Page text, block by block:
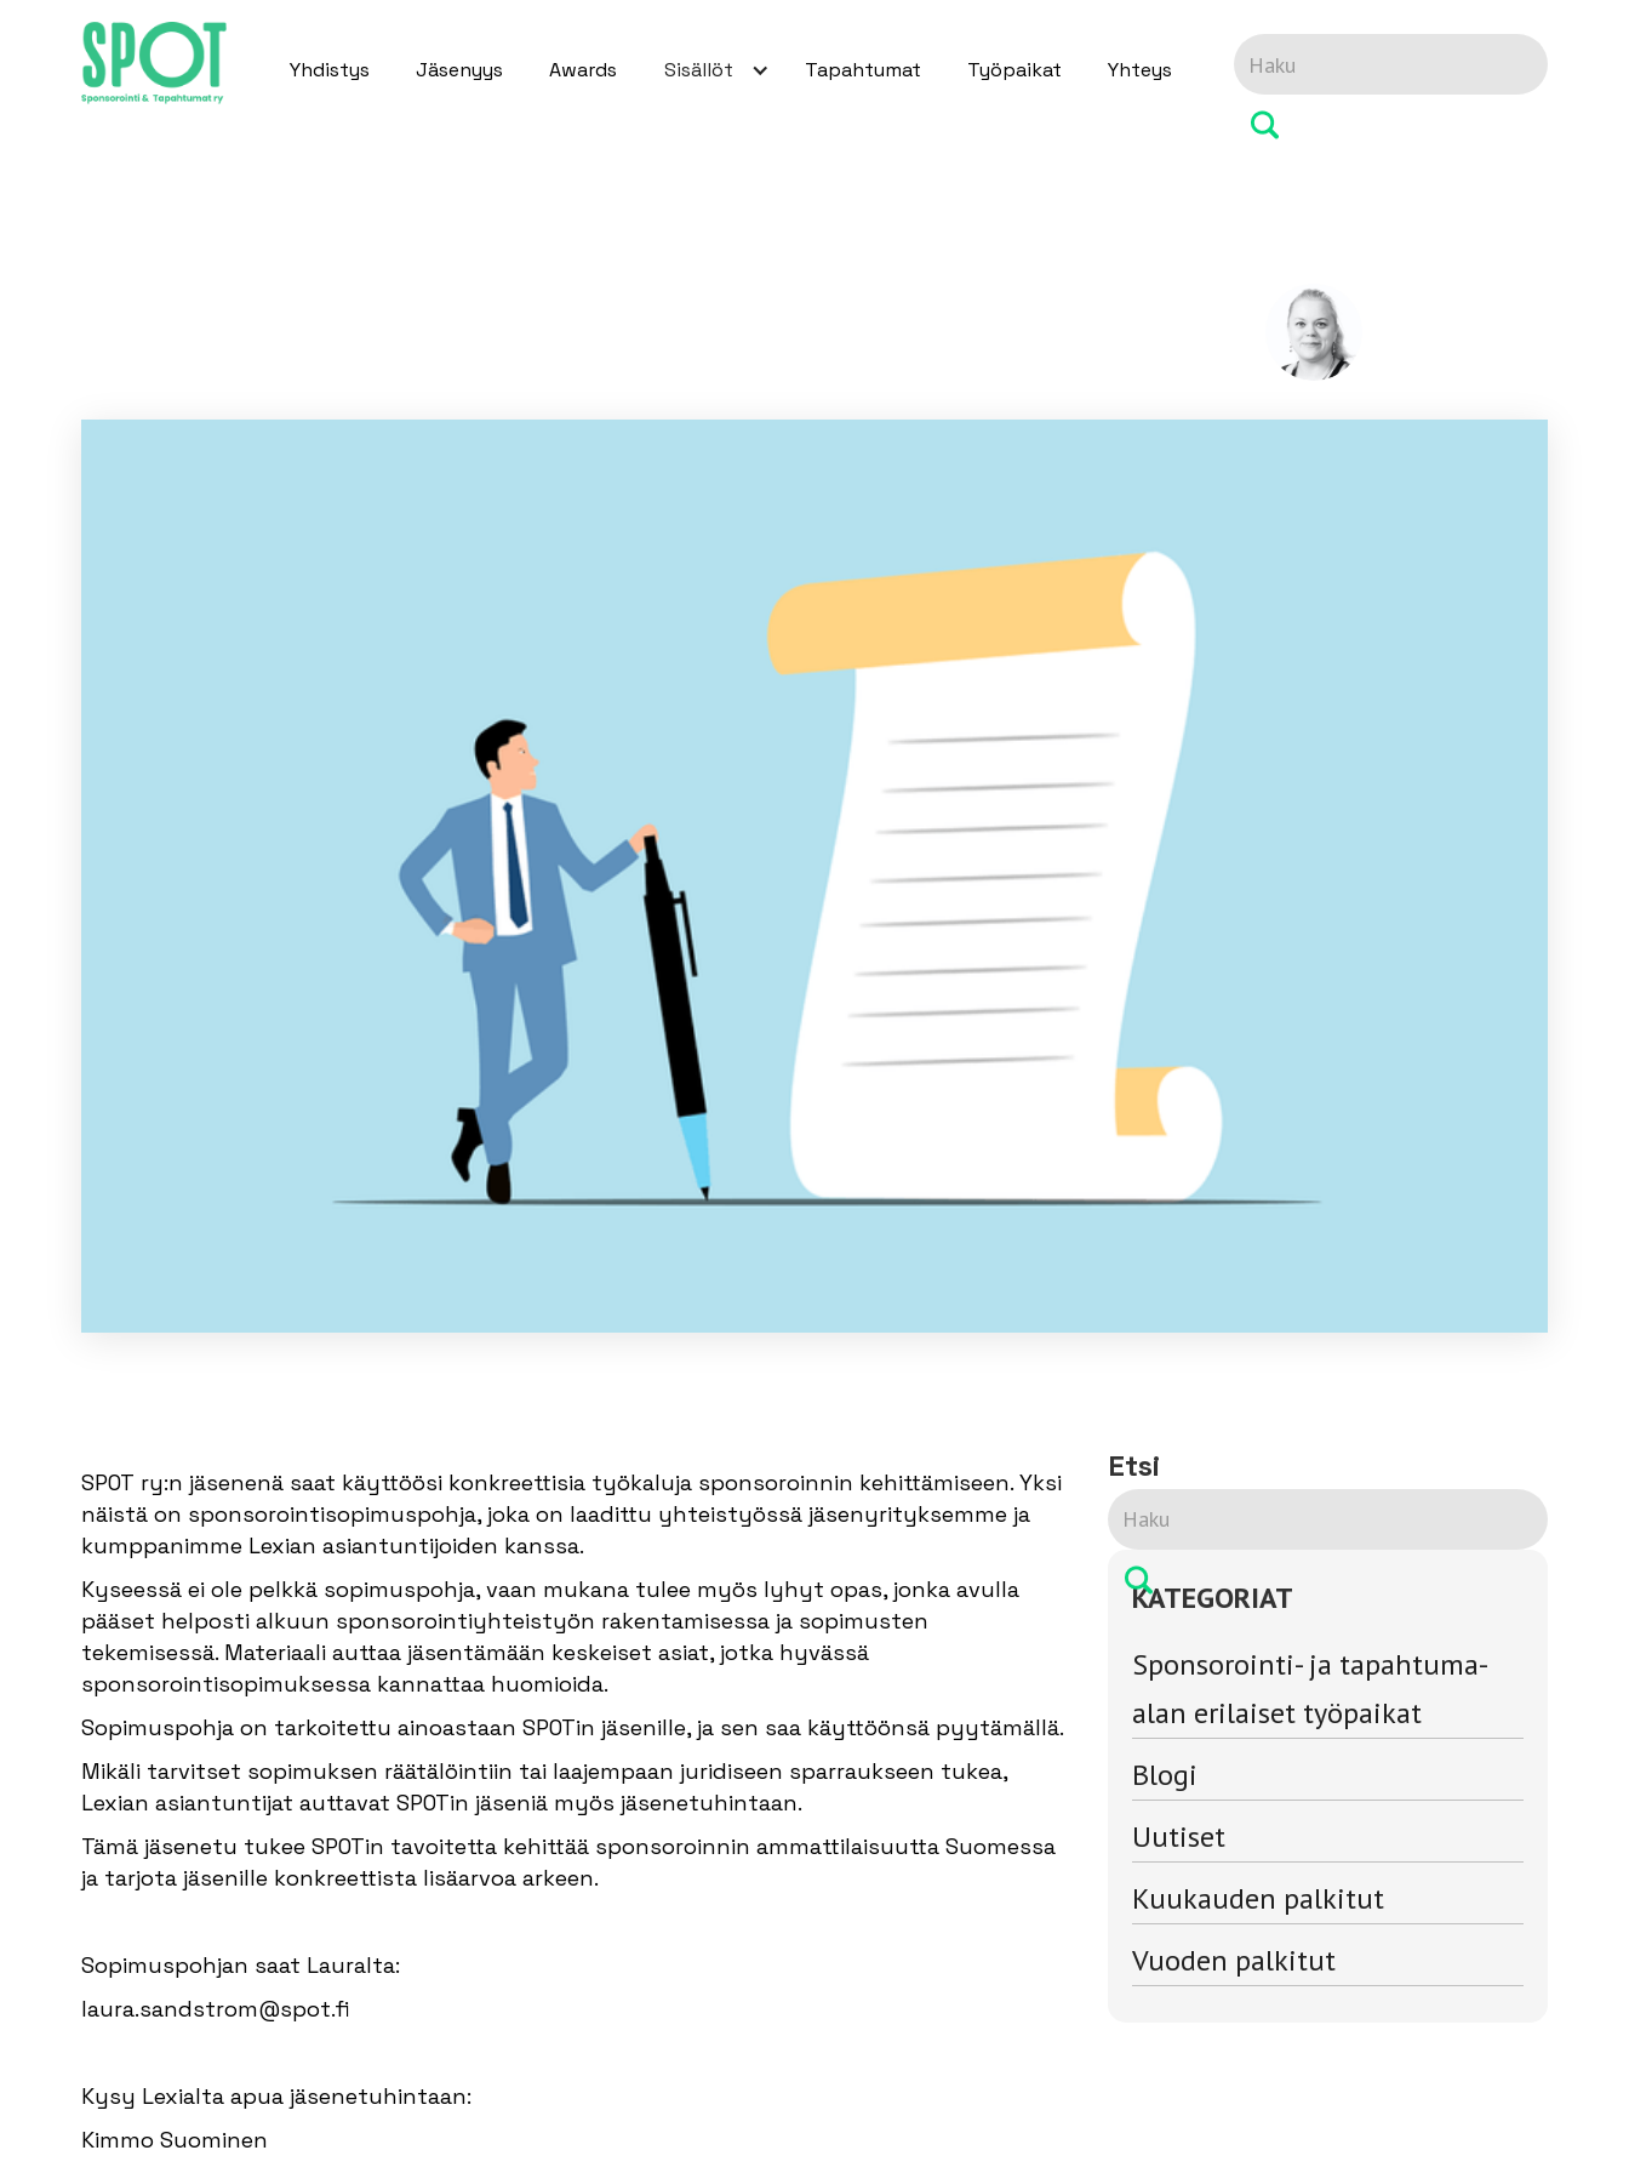
Yhdistys Jäsenyys Awards Sisällöt Tapahtumat Työpaikat Yhteys
SPOT ry:n jäsenenä saat käyttöösi konkreettisia työkaluja sponsoroinnin kehittämiseen. Yksi
näistä on sponsorointisopimuspohja, joka on laadittu yhteistyössä jäsenyrityksemme ja
kumppanimme Lexian asiantuntijoiden kanssa.
Kyseessä ei ole pelkkä sopimuspohja, vaan mukana tulee myös lyhyt opas, jonka avulla
pääset helposti alkuun sponsorointiyhteistyön rakentamisessa ja sopimusten
tekemisessä. Materiaali auttaa jäsentämään keskeiset asiat, jotka hyvässä
sponsorointisopimuksessa kannattaa huomioida.
Sopimuspohja on tarkoitettu ainoastaan SPOTin jäsenille, ja sen saa käyttöönsä pyytämällä.
Mikäli tarvitset sopimuksen räätälöintiin tai laajempaan juridiseen sparraukseen tukea,
Lexian asiantuntijat auttavat SPOTin jäseniä myös jäsenetuhintaan.
Tämä jäsenetu tukee SPOTin tavoitetta kehittää sponsoroinnin ammattilaisuutta Suomessa
ja tarjota jäsenille konkreettista lisäarvoa arkeen.
Sopimuspohjan saat Lauralta:
laura.sandstrom@spot.fi
Kysy Lexialta apua jäsenetuhintaan:
Kimmo Suominen
Etsi
KATEGORIAT
Sponsorointi- ja tapahtuma-
alan erilaiset työpaikat
Blogi
Uutiset
Kuukauden palkitut
Vuoden palkitut